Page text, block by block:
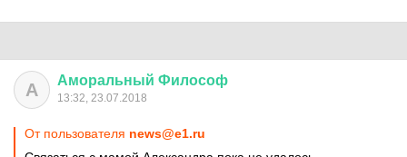
А Аморальный Философ
13:32, 23.07.2018
От пользователя news@e1.ru